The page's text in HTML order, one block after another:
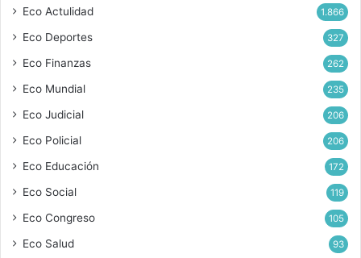
Eco Actulidad 1.866
Eco Deportes 327
Eco Finanzas 262
Eco Mundial 235
Eco Judicial 206
Eco Policial 206
Eco Educación 172
Eco Social 119
Eco Congreso 105
Eco Salud 93